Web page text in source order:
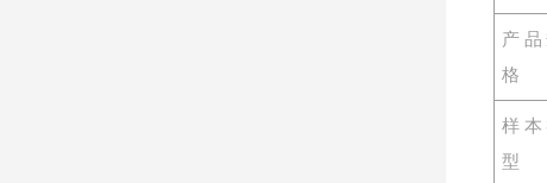
产品
格
样本
型